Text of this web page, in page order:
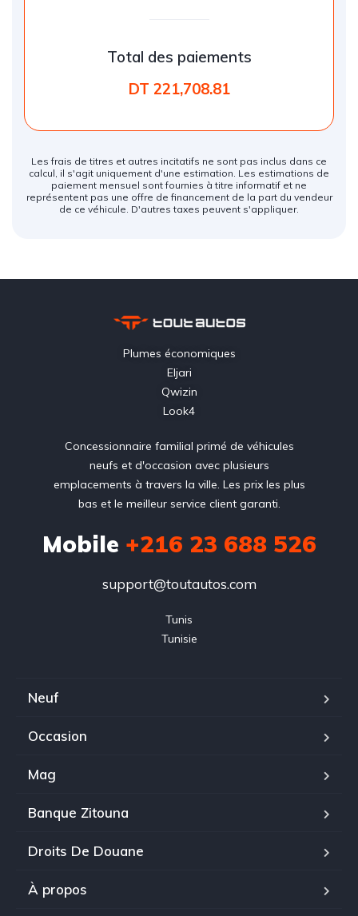
Total des paiements
DT 221,708.81
Les frais de titres et autres incitatifs ne sont pas inclus dans ce
calcul, il s'agit uniquement d'une estimation. Les estimations de
paiement mensuel sont fournies à titre informatif et ne
représentent pas une offre de financement de la part du vendeur
de ce véhicule. D'autres taxes peuvent s'appliquer.
Plumes économiques
Eljari
Qwizin
Look4
Concessionnaire familial primé de véhicules
neufs et d'occasion avec plusieurs
emplacements à travers la ville. Les prix les plus
bas et le meilleur service client garanti.
Mobile +216 23 688 526
support@toutautos.com
Tunis
Tunisie
Neuf
Occasion
Mag
Banque Zitouna
Droits De Douane
À propos